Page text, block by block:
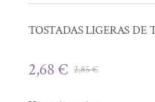
TOSTADAS LIGERAS DE
2,85€El
2,68€
El